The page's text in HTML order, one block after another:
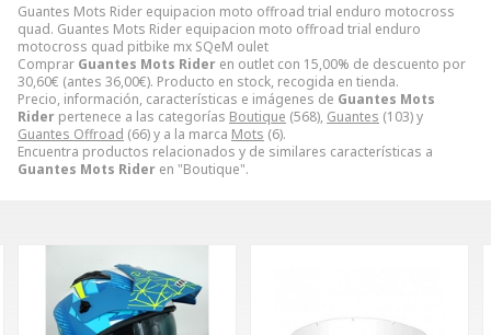
Guantes Mots Rider equipacion moto offroad trial enduro motocross
quad. Guantes Mots Rider equipacion moto offroad trial enduro
motocross quad pitbike mx SQeM oulet
Comprar Guantes Mots Rider en outlet con 15,00% de descuento por
30,60€ (antes 36,00€). Producto en stock, recogida en tienda.
Precio, información, características e imágenes de Guantes Mots
Rider pertenece a las categorías Boutique (568), Guantes (103) y
Guantes Offroad (66) y a la marca Mots (6).
Encuentra productos relacionados y de similares características a
Guantes Mots Rider en "Boutique".